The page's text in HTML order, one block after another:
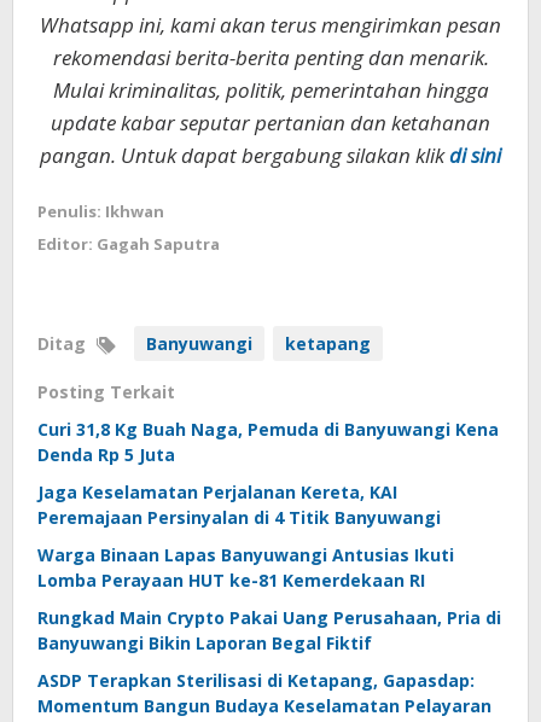
Whatsapp ini, kami akan terus mengirimkan pesan
rekomendasi berita-berita penting dan menarik.
Mulai kriminalitas, politik, pemerintahan hingga
update kabar seputar pertanian dan ketahanan
pangan. Untuk dapat bergabung silakan klikdi sini
Penulis: Ikhwan
Editor: Gagah Saputra
Ditag Banyuwangi ketapang
Posting Terkait
Curi 31,8 Kg Buah Naga, Pemuda di Banyuwangi Kena
Denda Rp 5 Juta
Jaga Keselamatan Perjalanan Kereta, KAI
Peremajaan Persinyalan di 4 Titik Banyuwangi
Warga Binaan Lapas Banyuwangi Antusias Ikuti
Lomba Perayaan HUT ke-81 Kemerdekaan RI
Rungkad Main Crypto Pakai Uang Perusahaan, Pria di
Banyuwangi Bikin Laporan Begal Fiktif
ASDP Terapkan Sterilisasi di Ketapang, Gapasdap:
Momentum Bangun Budaya Keselamatan Pelayaran